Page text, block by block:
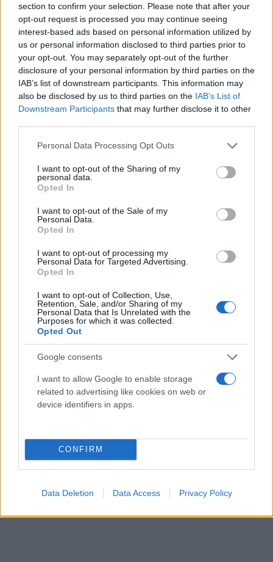
section to confirm your selection. Please note that after your
opt-out request is processed you may continue seeing
interest-based ads based on personal information utilized by
us or personal information disclosed to third parties prior to
your opt-out. You may separately opt-out of the further
disclosure of your personal information by third parties on the
IAB’s list of downstream participants. This information may
also be disclosed by us to third parties on the IAB’s List of
Downstream Participants that may further disclose it to other
Please note that this website/app uses one or more Google
not limited to your visit or usage behaviour. You may click to
grant or deny consent to Google and its third-party tags to
use your data for below specified purposes in below Google
consent section.
Personal Data Processing Opt Outs
I want to opt-out of the Sharing of my
personal data.
Opted In
I want to opt-out of the Sale of my
Personal Data.
Opted In
I want to opt-out of processing my
Personal Data for Targeted Advertising.
Opted In
I want to opt-out of Collection, Use,
Retention, Sale, and/or Sharing of my
Personal Data that Is Unrelated with the
Purposes for which it was collected.
Opted Out
Google consents
I want to allow Google to enable storage
related to advertising like cookies on web or
device identifiers in apps.
CONFIRM
Data Deletion Data Access Privacy Policy